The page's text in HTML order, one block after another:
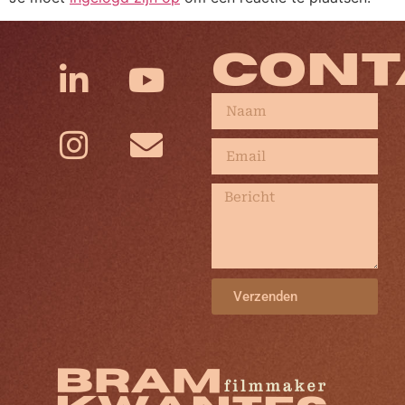
Verzenden